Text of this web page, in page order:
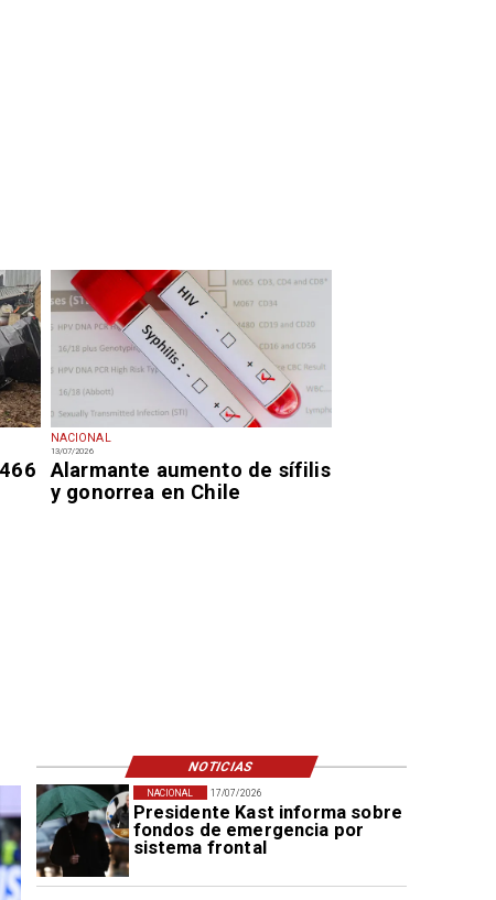
NACIONAL
13/07/2026
Alarmante aumento de sífilis
y gonorrea en Chile
17/07/2026
Presidente Kast informa sobre
fondos de emergencia por
sistema frontal
NACIONAL
NOTICIAS